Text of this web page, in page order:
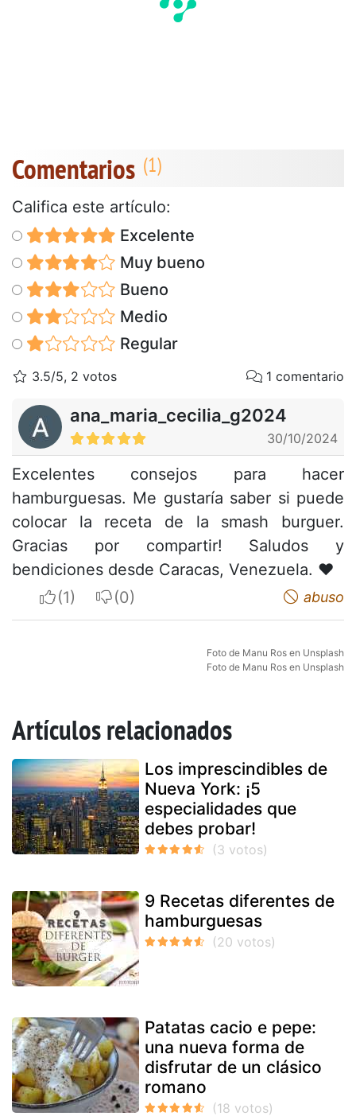
Comentarios
Califica este artículo:
Excelente
Muy bueno
Bueno
Medio
Regular
3.5/5, 2 votos 1 comentario
ana_maria_cecilia_g2024
30/10/2024
Excelentes consejos para hacer
hamburguesas. Me gustaría saber si puede
colocar la receta de la smash burguer.
Gracias por compartir! Saludos y
bendiciones desde Caracas, Venezuela. ❤️
I apreciateI do not appreciate abuso
Foto de Manu Ros en Unsplash
Foto de Manu Ros en Unsplash
Artículos relacionados
Los imprescindibles de
Nueva York: ¡5
especialidades que
debes probar!
9 Recetas diferentes de
hamburguesas
Patatas cacio e pepe:
una nueva forma de
disfrutar de un clásico
romano